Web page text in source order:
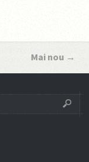
Mai nou →